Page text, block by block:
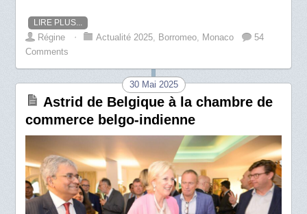
LIRE PLUS...
Régine ⋅ Actualité 2025, Borromeo, Monaco
54
Comments
30 Mai 2025
Astrid de Belgique à la chambre de
commerce belgo-indienne